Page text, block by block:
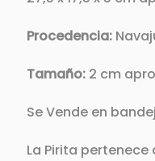
Procedencia:
Tamaño: 2 cm
Se Vende en
La Pirita